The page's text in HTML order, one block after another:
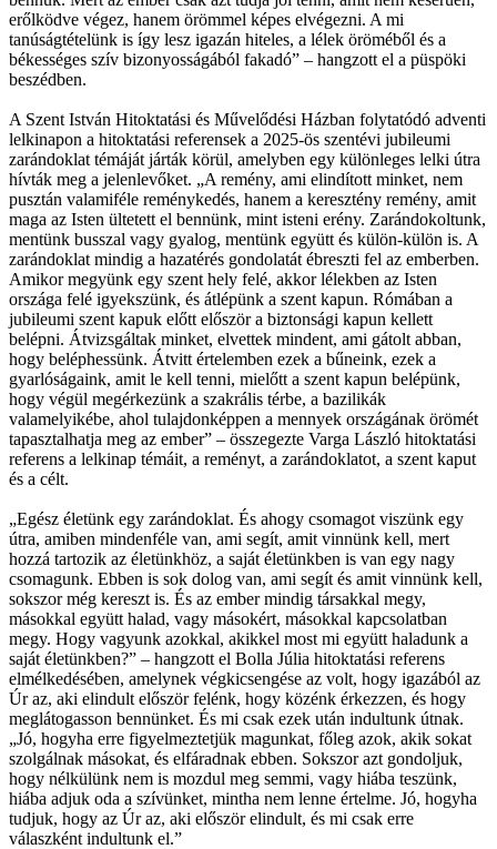
erőlködve végez, hanem örömmel képes elvégezni. A mi
tanúságtételünk is így lesz igazán hiteles, a lélek öröméből és a
békességes szív bizonyosságából fakadó” – hangzott el a püspöki
beszédben.
A Szent István Hitoktatási és Művelődési Házban folytatódó adventi
lelkinapon a hitoktatási referensek a 2025-ös szentévi jubileumi
zarándoklat témáját járták körül, amelyben egy különleges lelki útra
hívták meg a jelenlevőket. „A remény, ami elindított minket, nem
pusztán valamiféle reménykedés, hanem a keresztény remény, amit
maga az Isten ültetett el bennünk, mint isteni erény. Zarándokoltunk,
mentünk busszal vagy gyalog, mentünk együtt és külön-külön is. A
zarándoklat mindig a hazatérés gondolatát ébreszti fel az emberben.
Amikor megyünk egy szent hely felé, akkor lélekben az Isten
országa felé igyekszünk, és átlépünk a szent kapun. Rómában a
jubileumi szent kapuk előtt először a biztonsági kapun kellett
belépni. Átvizsgáltak minket, elvettek mindent, ami gátolt abban,
hogy beléphessünk. Átvitt értelemben ezek a bűneink, ezek a
gyarlóságaink, amit le kell tenni, mielőtt a szent kapun belépünk,
hogy végül megérkezünk a szakrális térbe, a bazilikák
valamelyikébe, ahol tulajdonképpen a mennyek országának örömét
tapasztalhatja meg az ember” – összegezte Varga László hitoktatási
referens a lelkinap témáit, a reményt, a zarándoklatot, a szent kaput
és a célt.
„Egész életünk egy zarándoklat. És ahogy csomagot viszünk egy
útra, amiben mindenféle van, ami segít, amit vinnünk kell, mert
hozzá tartozik az életünkhöz, a saját életünkben is van egy nagy
csomagunk. Ebben is sok dolog van, ami segít és amit vinnünk kell,
sokszor még kereszt is. És az ember mindig társakkal megy,
másokkal együtt halad, vagy másokért, másokkal kapcsolatban
megy. Hogy vagyunk azokkal, akikkel most mi együtt haladunk a
saját életünkben?” – hangzott el Bolla Júlia hitoktatási referens
elmélkedésében, amelynek végkicsengése az volt, hogy igazából az
Úr az, aki elindult először felénk, hogy közénk érkezzen, és hogy
meglátogasson bennünket. És mi csak ezek után indultunk útnak.
„Jó, hogyha erre figyelmeztetjük magunkat, főleg azok, akik sokat
szolgálnak másokat, és elfáradnak ebben. Sokszor azt gondoljuk,
hogy nélkülünk nem is mozdul meg semmi, vagy hiába teszünk,
hiába adjuk oda a szívünket, mintha nem lenne értelme. Jó, hogyha
tudjuk, hogy az Úr az, aki először elindult, és mi csak erre
válaszként indultunk el.”